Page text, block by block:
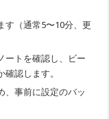
す（通常5〜10分、更
ートを確認し、ビー
認します。
、事前に設定のバッ